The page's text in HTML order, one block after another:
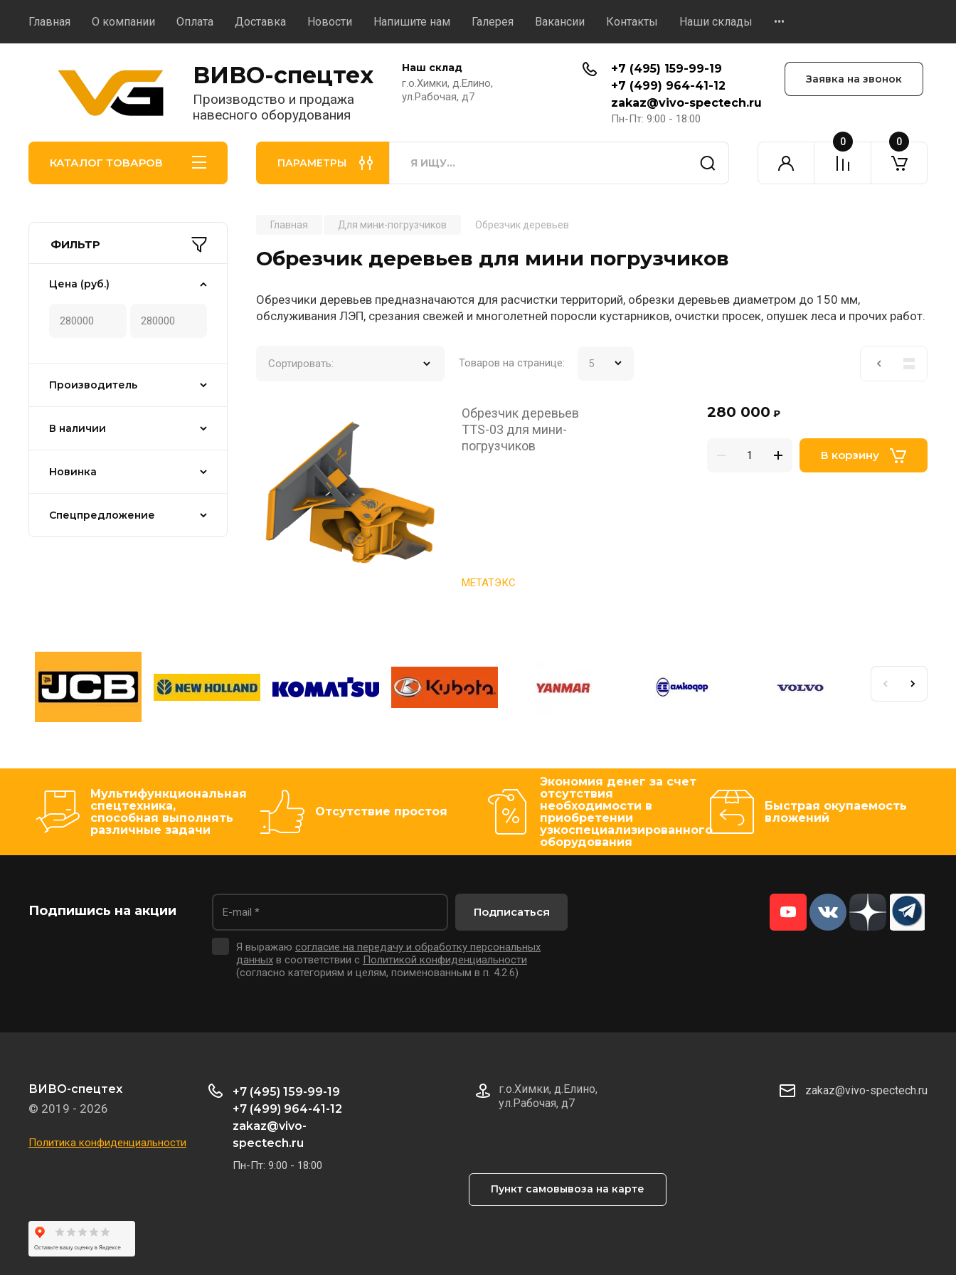
Главная О компании Оплата Доставка Новости Напишите нам Галерея Вакансии Контакты Наши склады •••
ВИВО-спецтех
Производство и продажа
навесного оборудования
Наш склад
г.о.Химки, д.Елино,
ул.Рабочая, д7
+7 (495) 159-99-19
+7 (499) 964-41-12
zakaz@vivo-spectech.ru
Пн-Пт: 9:00 - 18:00
Заявка на звонок
КАТАЛОГ ТОВАРОВ ПАРАМЕТРЫ
0 0
ФИЛЬТР
Цена (руб.)
Производитель
В наличии
Новинка
Спецпредложение
Главная Для мини-погрузчиков Обрезчик деревьев
Обрезчик деревьев для мини погрузчиков
Обрезчики деревьев предназначаются для расчистки территорий, обрезки деревьев диаметром до 150 мм,
обслуживания ЛЭП, срезания свежей и многолетней поросли кустарников, очистки просек, опушек леса и прочих работ.
Сортировать: Товаров на странице:
Обрезчик деревьев
TTS-03 для мини-
погрузчиков
МЕТАТЭКС
280 000 ₽
В корзину
Мультифункциональная
спецтехника,
способная выполнять
различные задачи
Отсутствие простоя
Экономия денег за счет
отсутствия
необходимости в
приобретении
узкоспециализированного
оборудования
Быстрая окупаемость
вложений
Подпишись на акции
Я выражаю согласие на передачу и обработку персональных
данныхв соответствии с Политикой конфиденциальности
(согласно категориям и целям, поименованным в п. 4.2.6)
Подписаться
ВИВО-спецтех
© 2019 - 2026
Политика конфиденциальности
+7 (495) 159-99-19
+7 (499) 964-41-12
zakaz@vivo-
spectech.ru
Пн-Пт: 9:00 - 18:00
г.о.Химки, д.Елино,
ул.Рабочая, д7
Пункт самовывоза на карте
zakaz@vivo-spectech.ru